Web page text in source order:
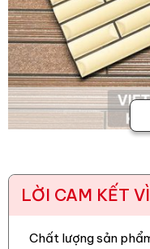
Nhật MT-VNBB
– Thiết kế sắc nét, màu
phong cách kiến trúc.
LỜI CAM KẾT
Chất lượng sản